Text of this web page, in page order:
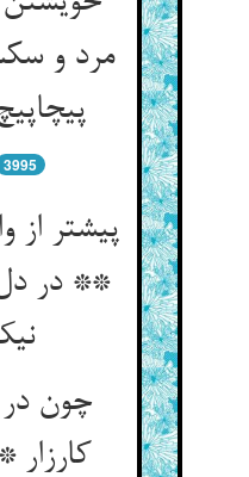
مرد و
3995
پیشتر از
** در
چون در